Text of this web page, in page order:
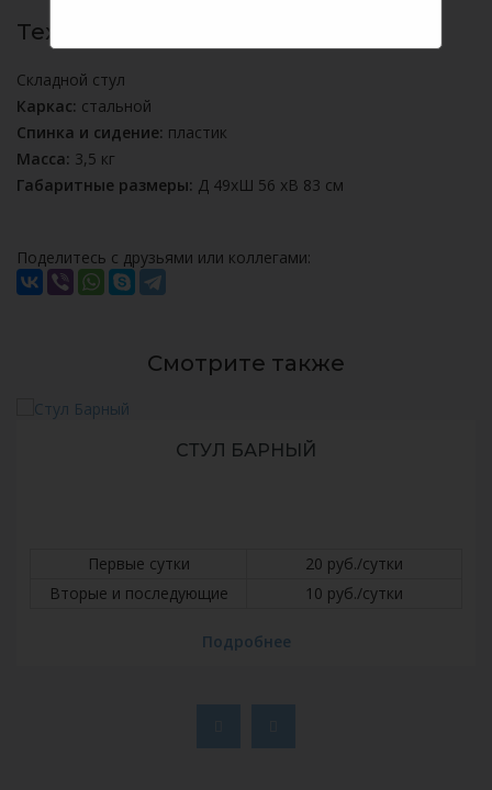
Технические характеристики:
Складной стул
Каркас: стальной
Спинка и сидение: пластик
Масса: 3,5 кг
Габаритные размеры: Д 49хШ 56 хВ 83 см
Поделитесь с друзьями или коллегами:
Смотрите также
СТУЛ БАРНЫЙ
Первые сутки
20 руб./сутки
Вторые и последующие
10 руб./сутки
Подробнее